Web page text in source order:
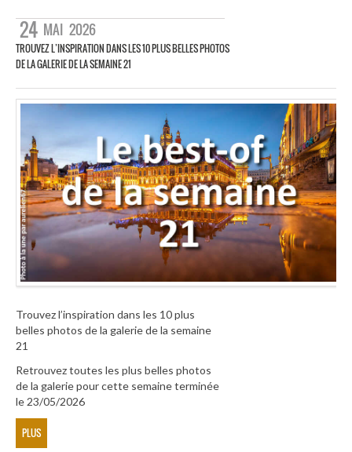
24 MAI 2026
TROUVEZ L’INSPIRATION DANS LES 10 PLUS BELLES PHOTOS
DE LA GALERIE DE LA SEMAINE 21
Trouvez l’inspiration dans les 10 plus
belles photos de la galerie de la semaine
21
Retrouvez toutes les plus belles photos
de la galerie pour cette semaine terminée
le 23/05/2026
PLUS